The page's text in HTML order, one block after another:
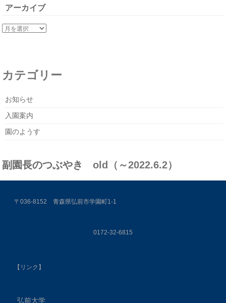
アーカイブ
カテゴリー
お知らせ
入園案内
園のようす
副園長のつぶやき old（～2022.6.2）
〒036-8152 青森県弘前市学園町1-1
0172-32-6815
【リンク】
弘前大学